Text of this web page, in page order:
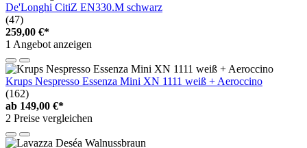
De'Longhi CitiZ EN330.M schwarz
(47)
259,00 €*
1 Angebot anzeigen
Krups Nespresso Essenza Mini XN 1111 weiß + Aeroccino
(162)
ab 149,00 €*
2 Preise vergleichen